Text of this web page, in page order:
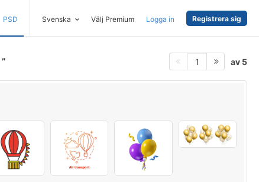
PSD Svenska Välj Premium Logga in Registrera sig
1 av 5